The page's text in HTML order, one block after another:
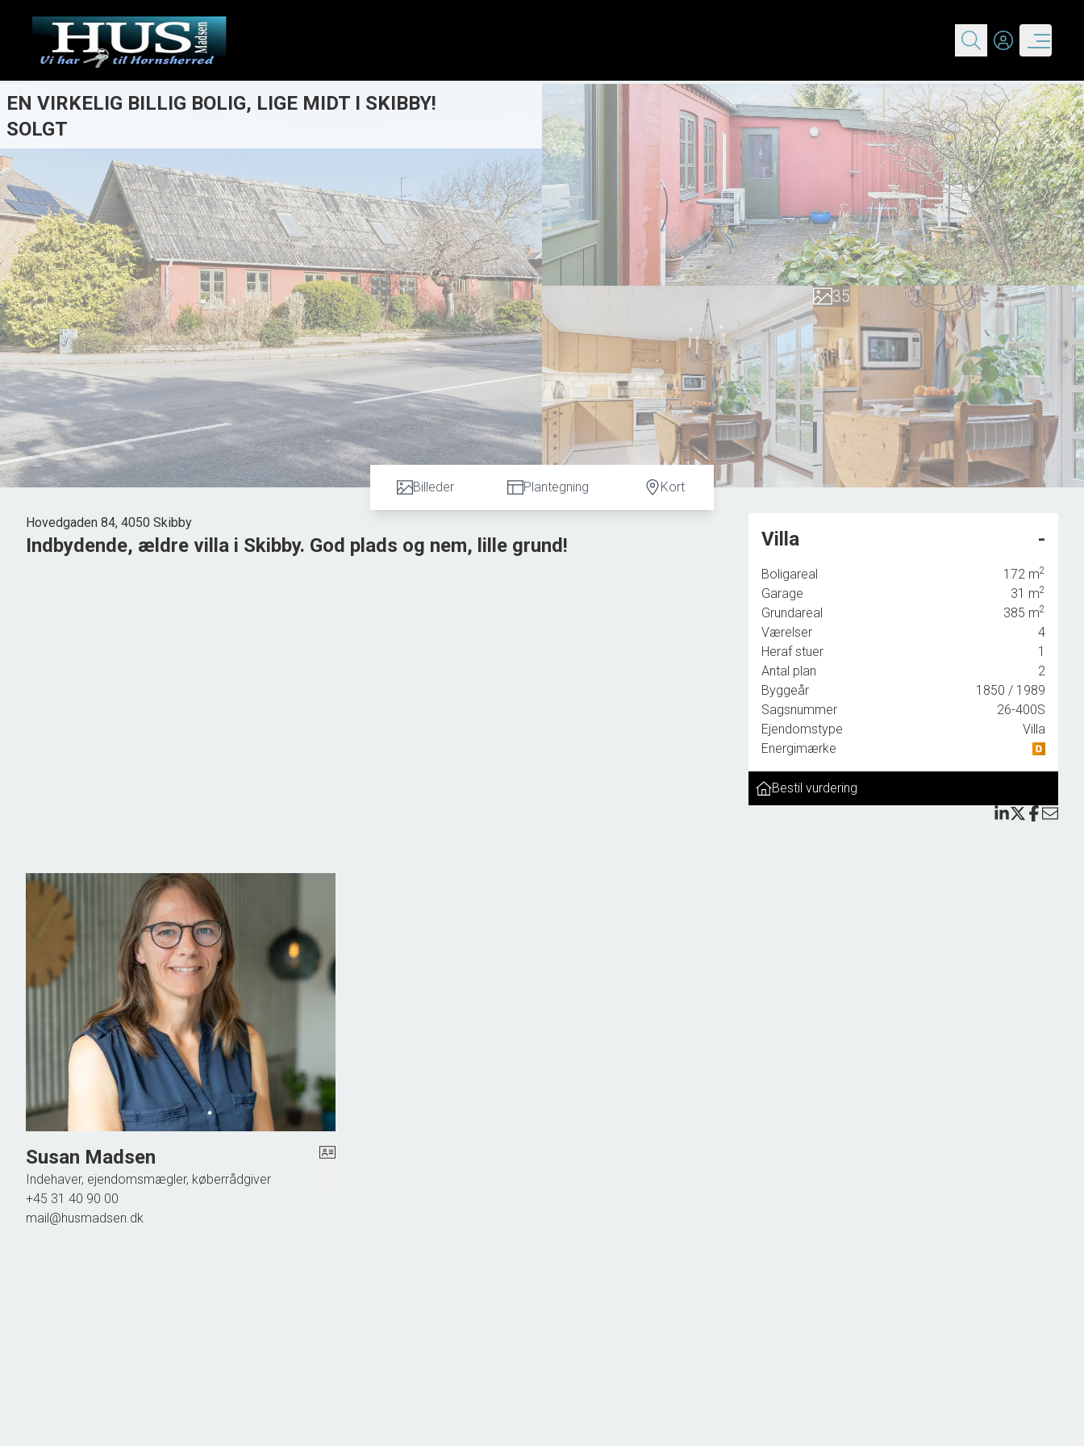
EN VIRKELIG BILLIG BOLIG, LIGE MIDT I SKIBBY!
SOLGT
0
1
2
3
5
6
7
8
9
0
1
2
3
4
5
6
7
8
9
Billeder Plantegning Kort
Hovedgaden 84, 4050 Skibby
Indbydende, ældre villa i Skibby. God plads og nem, lille grund!
der en god garage samt et rummeligt redskabsrum. Havevedligeholdelsen er minimal.
Beliggenheden på Hovedgaden giver nem adgang til indkøb, skole, daginstitutioner, offentlig transport og byens øvrige faciliteter.
Samtidig er der kort afstand til fjord, natur og de rekreative områder, som kendetegner Skibby og omegn.
Vil du bo billigt uden at gå ned på plads? Så kom og se nærmere på Hovedgaden 84.
Villa -
Boligareal 172 m2
Garage 31 m2
Grundareal 385 m2
Værelser
4
Heraf stuer
1
Antal plan
2
Byggeår
1850 / 1989
Sagsnummer
26-400S
Ejendomstype
Villa
Energimærke
Bestil vurdering
Susan Madsen
Indehaver, ejendomsmægler, køberrådgiver
+45 31 40 90 00
mail@husmadsen.dk